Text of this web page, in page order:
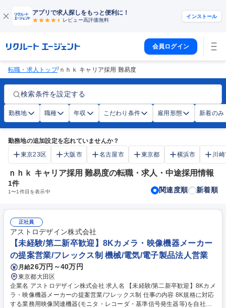
アプリで求人探しをもっと便利に！
レビュー高評価無料
インストール
会員ログイン
転職・求人トップ/ ｎｈｋ キャリア採用 難易度
検索条件を設定する
勤務地 職種 年収 こだわり条件 雇用形態 新着のみ
勤務地の追加設定を忘れていませんか？
東京23区
大阪市 名古屋市 東京都 横浜市 川
ｎｈｋ キャリア採用 難易度の転職・求人・中途採用情報
1件
1〜1 件目を表示中 関連度順 新着順
正社員
アストロデザイン株式会社
【未経験/第二新卒歓迎】8Kカメラ・映像機器メーカー
の提案営業/フレックス制 機械/電気/電子製品法人営業
月給26万円～40万円
東京都大田区
企業名 アストロデザイン株式会社 求人名 【未経験/第二新卒歓迎】8Kカメ
ラ・映像機器メーカーの提案営業/フレックス制 仕事の内容 8K規格に対応
する業務用映像関連機器(モニタ・レコーダ・基準信号発生器等)を自社で